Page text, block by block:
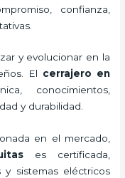
confianza,
y evolucionar en la
El cerrajero en
conocimientos,
y durabilidad.
en el mercado,
es certificada,
y sistemas eléctricos